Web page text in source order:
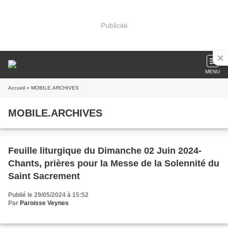
Publicité
MENU
Accueil » MOBILE.ARCHIVES
MOBILE.ARCHIVES
Feuille liturgique du Dimanche 02 Juin 2024-
Chants, prières pour la Messe de la Solennité du
Saint Sacrement
Publié le 29/05/2024 à 15:52
Par Paroisse Veynes